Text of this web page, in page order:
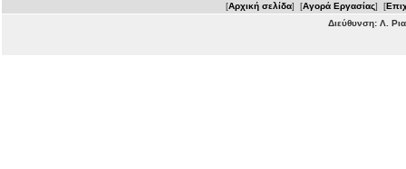
[Αρχική σελίδα] [Αγορά Εργασίας] [
Διεύθυνση: Λ.